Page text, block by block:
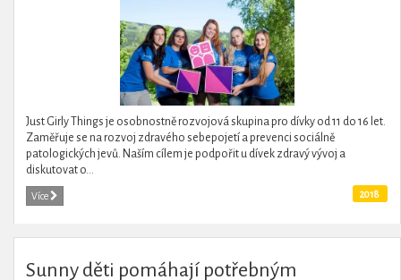
Just Girly Things je osobnostně rozvojová skupina pro dívky od 11 do 16 let.
Zaměřuje se na rozvoj zdravého sebepojetí a prevenci sociálně
patologických jevů. Naším cílem je podpořit u dívek zdravý vývoj a
diskutovat o...
Více 2018
Sunny děti pomáhají potřebným